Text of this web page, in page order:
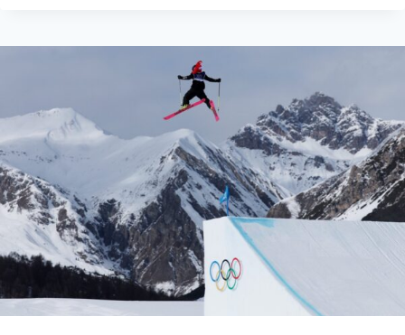
EN
MÉDAILLE
OLYMPIQUE